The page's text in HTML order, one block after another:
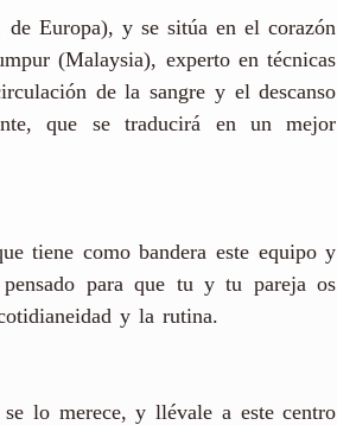
Europa), y se sitúa en el corazón
(Malaysia), experto en técnicas
de la sangre y el descanso
que se traducirá en un mejor
tiene como bandera este equipo y
para que tu y tu pareja os
y la rutina.
lo merece, y llévale a este centro